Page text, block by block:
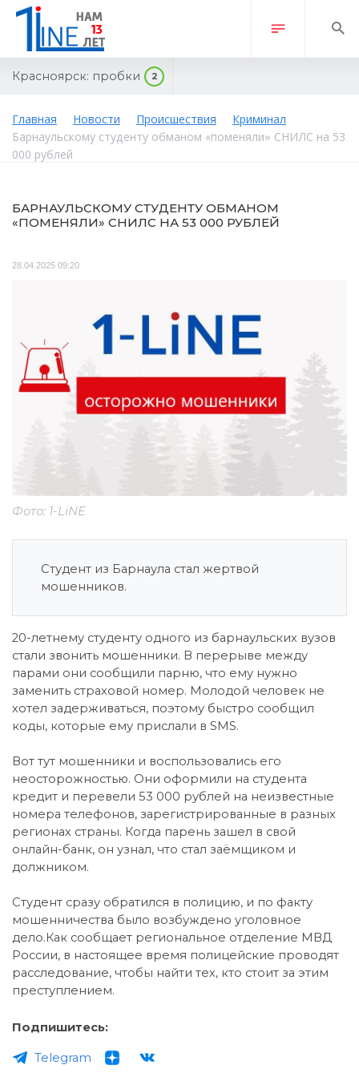
Красноярск: пробки 2
Главная Новости Происшествия
Криминал
Барнаульскому студенту обманом «поменяли» СНИЛС на 53
000 рублей
БАРНАУЛЬСКОМУ СТУДЕНТУ ОБМАНОМ
«ПОМЕНЯЛИ» СНИЛС НА 53 000 РУБЛЕЙ
28.04.2025 09:20
Фото: 1-LiNE
Студент из Барнаула стал жертвой
мошенников.
20-летнему студенту одного из барнаульских вузов
стали звонить мошенники. В перерыве между
парами они сообщили парню, что ему нужно
заменить страховой номер. Молодой человек не
хотел задерживаться, поэтому быстро сообщил
коды, которые ему прислали в SMS.
Вот тут мошенники и воспользовались его
неосторожностью. Они оформили на студента
кредит и перевели 53 000 рублей на неизвестные
номера телефонов, зарегистрированные в разных
регионах страны. Когда парень зашел в свой
онлайн-банк, он узнал, что стал заёмщиком и
должником.
Студент сразу обратился в полицию, и по факту
мошенничества было возбуждено уголовное
дело.Как сообщает региональное отделение МВД
России, в настоящее время полицейские проводят
расследование, чтобы найти тех, кто стоит за этим
преступлением.
Подпишитесь:
Telegram